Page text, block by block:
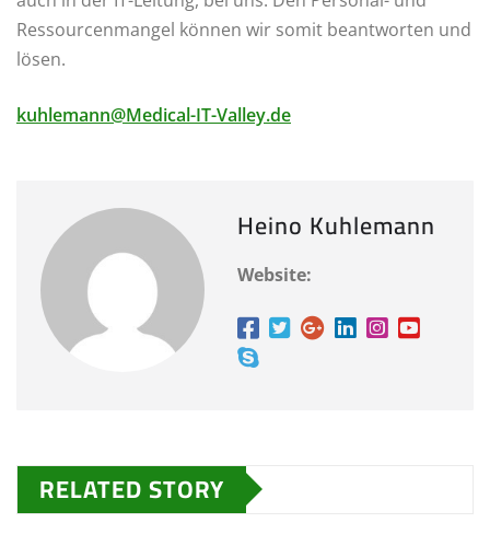
Ressourcenmangel können wir somit beantworten und
lösen.
kuhlemann@Medical-IT-Valley.de
Heino Kuhlemann
Website:
RELATED STORY